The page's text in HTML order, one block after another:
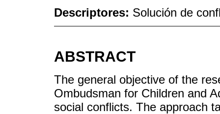
Descriptores: Solución de
ABSTRACT
The general objective of the
Ombudsman for Children and
social conflicts. The approach